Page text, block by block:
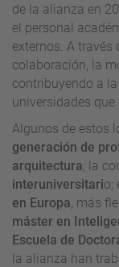
de la alianza en
el personal
externos. A través
colaboración, la
contribuyendo a
universidades que
Algunos de estos
generación de
arquitectura; la
interuniversitario;
en Europa , más
máster en
Escuela de
la alianza han